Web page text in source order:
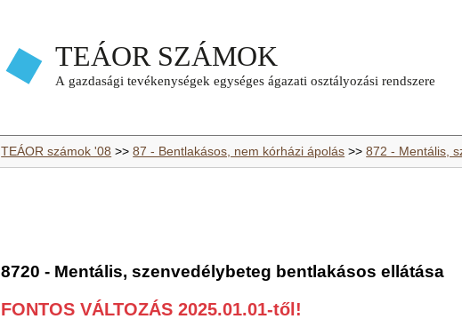
TEÁOR számok '08 >>87 - Bentlakásos, nem kórházi ápolás >>872 - Mentális,
8720 - Mentális, szenvedélybeteg bentlakásos ellátása
FONTOS VÁLTOZÁS 2025.01.01-től!